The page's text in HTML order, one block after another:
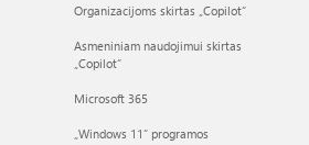
Organizacijoms skirtas „Copilot“
Asmeniniam naudojimui skirtas
„Copilot“
Microsoft 365
„Windows 11“ programos